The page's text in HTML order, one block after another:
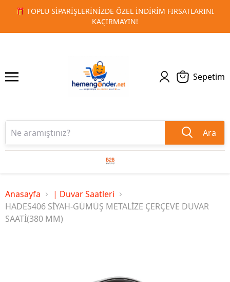
FIRSATLARINI
🚀 KURUMSAL PROMOSYON VE
1 2
Sepetim
Ara
Anasayfa
| Duvar Saatleri
HADES406 SİYAH-GÜMÜŞ METALİZE ÇERÇEVE DUVAR
SAATİ(380 MM)